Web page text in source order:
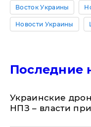
Восток Украины
Новости Украины
Последние
Украинские
НПЗ – власти